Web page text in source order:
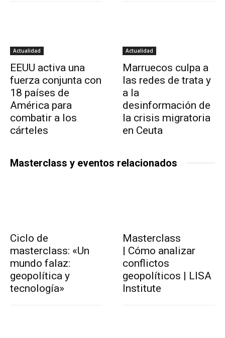
Actualidad
EEUU activa una
fuerza conjunta con
18 países de
América para
combatir a los
cárteles
Actualidad
Marruecos culpa a
las redes de trata y
a la
desinformación de
la crisis migratoria
en Ceuta
Masterclass y eventos relacionados
Ciclo de
masterclass: «Un
mundo falaz:
geopolítica y
tecnología»
Masterclass
| Cómo analizar
conflictos
geopolíticos | LISA
Institute